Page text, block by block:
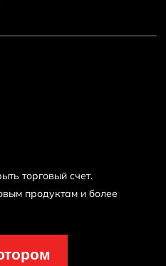
торговый счет.
продуктам и более